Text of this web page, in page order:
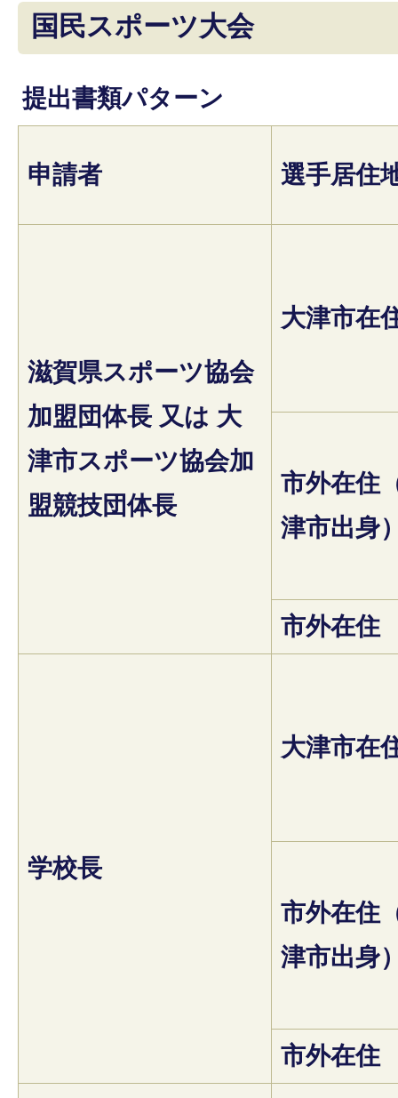
国民スポーツ大会
提出書類パターン
申請者 選手居住
滋賀県スポーツ協会
加盟団体長 又は 大
津市スポーツ協会加
盟競技団体長
大津市在
市外在住
津市出身
市外在住
学校長
大津市在
市外在住
津市出身
市外在住